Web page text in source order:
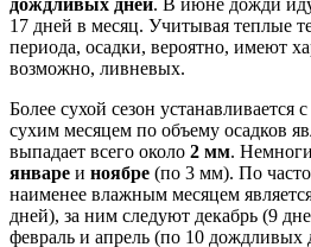
дождливых дней. В июне дожди
17 дней в месяц. Учитывая теплые
периода, осадки, вероятно, имеют
возможно, ливневых.
Более сухой сезон
сухим месяцем по объему осадков
выпадает всего около 2 мм.
январе и ноябре (по 3 мм). По
наименее влажным месяцем
дней), за ним следуют декабрь (9
февраль и апрель (по 10 дождливых